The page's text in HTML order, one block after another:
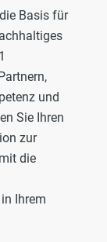
Basis für
und
Sie Ihren
zur
die
Ihrem